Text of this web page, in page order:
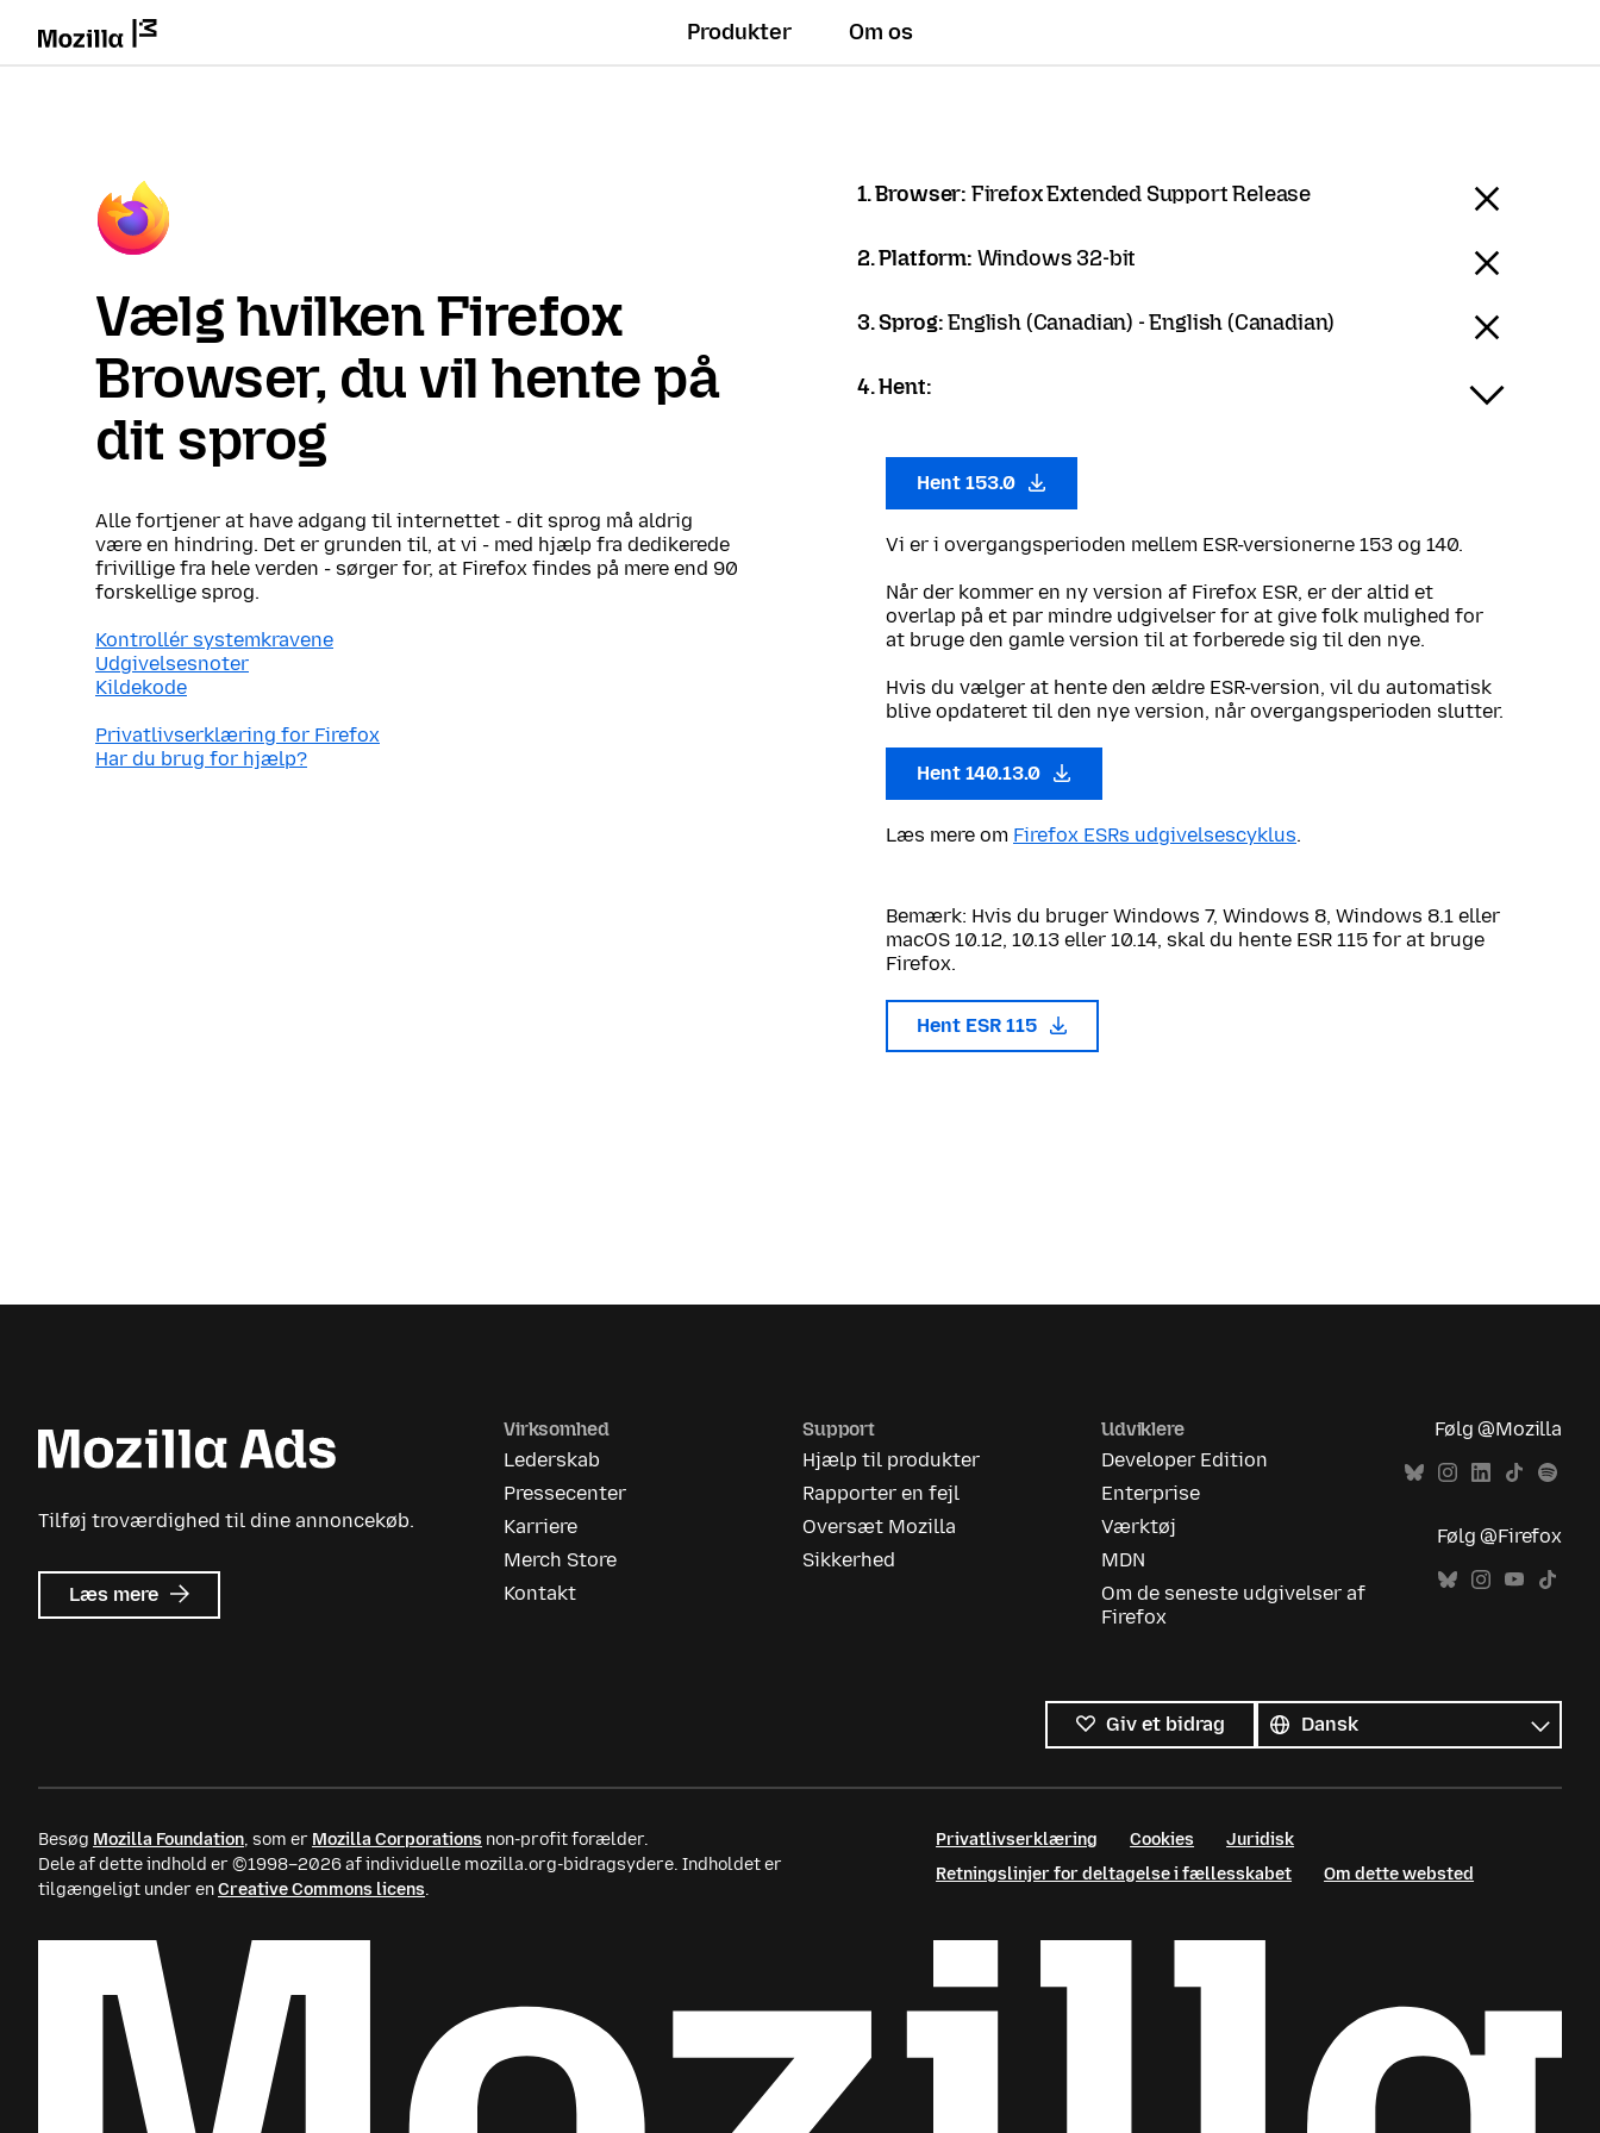
Produkter Om os
Vælg hvilken Firefox
Browser, du vil hente på
dit sprog
Alle fortjener at have adgang til internettet - dit sprog må aldrig
være en hindring. Det er grunden til, at vi - med hjælp fra dedikerede
frivillige fra hele verden - sørger for, at Firefox findes på mere end 90
forskellige sprog.
Kontrollér systemkravene
Udgivelsesnoter
Kildekode
Privatlivserklæring for Firefox
Har du brug for hjælp?
1. Browser: Firefox Extended Support Release
2. Platform: Windows 32-bit
3. Sprog:English (Canadian) - English (Canadian)
4. Hent:
Hent 153.0
Vi er i overgangsperioden mellem ESR-versionerne 153 og 140.
Når der kommer en ny version af Firefox ESR, er der altid et
overlap på et par mindre udgivelser for at give folk mulighed for
at bruge den gamle version til at forberede sig til den nye.
Hvis du vælger at hente den ældre ESR-version, vil du automatisk
blive opdateret til den nye version, når overgangsperioden slutter.
Hent 140.13.0
Læs mere om Firefox ESRs udgivelsescyklus.
Bemærk: Hvis du bruger Windows 7, Windows 8, Windows 8.1 eller
macOS 10.12, 10.13 eller 10.14, skal du hente ESR 115 for at bruge
Firefox.
Hent ESR 115
Tilføj troværdighed til dine annoncekøb.
Læs mere om
Mozilla
Virksomhed
Lederskab
Pressecenter
Karriere
Merch Store
Kontakt
Support
Hjælp til produkter
Rapporter en fejl
Oversæt Mozilla
Sikkerhed
Udviklere
Developer Edition
Enterprise
Værktøj
MDN
Om de seneste udgivelser af
Firefox
Følg @Mozilla
Følg @Firefox
Giv et bidrag
sprog
Sprog
Besøg Mozilla Foundation, som er Mozilla Corporations non-profit forælder.
Dele af dette indhold er ©1998–2026 af individuelle mozilla.org-bidragsydere. Indholdet er
tilgængeligt under enCreative Commons licens.
Privatlivserklæring Cookies
Juridisk
Retningslinjer for deltagelse i fællesskabet
Om dette websted